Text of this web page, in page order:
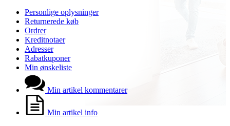
Personlige oplysninger
Returnerede køb
Ordrer
Kreditnotaer
Adresser
Rabatkuponer
Min ønskeliste
Min artikel kommentarer
Min artikel info